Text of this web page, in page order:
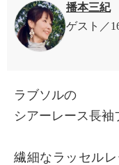
播本三紀
ゲスト
ラブソルの
シアーレース長袖
繊細なラッセル